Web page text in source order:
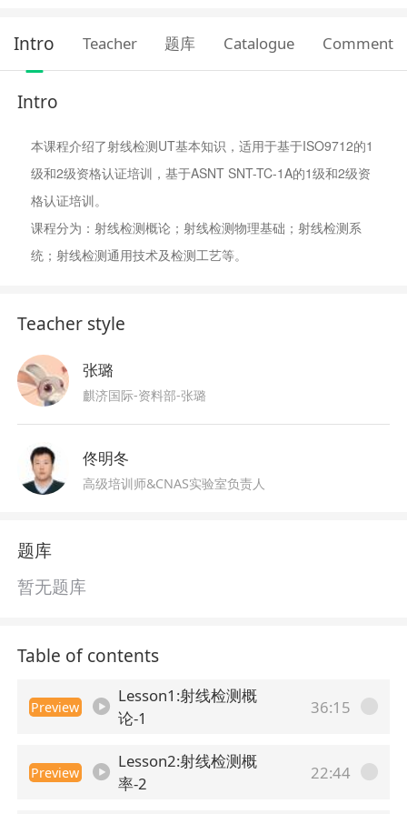
Intro Teacher 题库 Catalogue Comment
Intro
本课程介绍了射线检测UT基本知识，适用于基于ISO9712的1
级和2级资格认证培训，基于ASNT SNT-TC-1A的1级和2级资
格认证培训。
课程分为：射线检测概论；射线检测物理基础；射线检测系
统；射线检测通用技术及检测工艺等。
Teacher style
张璐
麒济国际-资料部-张璐
佟明冬
高级培训师&CNAS实验室负责人
题库
暂无题库
Table of contents
Preview
Lesson1:射线检测概
论-1
36:15
Preview
Lesson2:射线检测概
率-2
22:44